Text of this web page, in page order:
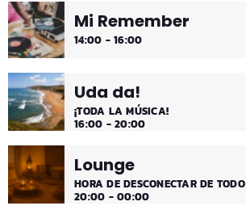
Mi Remember
14:00 - 16:00
Uda da!
¡TODA LA MÚSICA!
16:00 - 20:00
Lounge
HORA DE DESCONECTAR DE TODO
20:00 - 00:00